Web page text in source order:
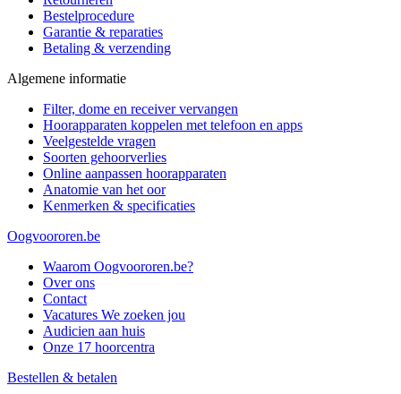
Bestelprocedure
Garantie & reparaties
Betaling & verzending
Algemene informatie
Filter, dome en receiver vervangen
Hoorapparaten koppelen met telefoon en apps
Veelgestelde vragen
Soorten gehoorverlies
Online aanpassen hoorapparaten
Anatomie van het oor
Kenmerken & specificaties
Oogvoororen.be
Waarom Oogvoororen.be?
Over ons
Contact
Vacatures We zoeken jou
Audicien aan huis
Onze 17 hoorcentra
Bestellen & betalen